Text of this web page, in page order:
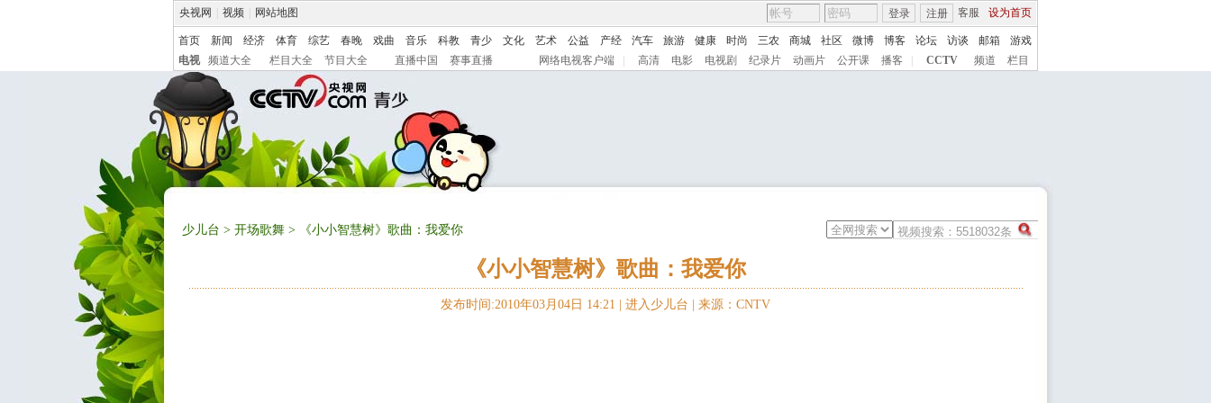
央视网 视频 网站地图 客服 设为首页
登录 注册
首页 新闻 经济 体育 综艺 春晚 戏曲 音乐 科教 青少 文化 艺术 公益 产经 汽车 旅游 健康 时尚 三农 商城 社区 微博 博客 论坛 访谈 邮箱
游戏
电视
频道大全 栏目大全 节目大全 直播中国 赛事直播 网络电视客户端 高清 电影 电视剧 纪录片 动画片 公开课 播客 CCTV 频道 栏目
少儿台 > 开场歌舞 > 《小小智慧树》歌曲：我爱你
《小小智慧树》歌曲：我爱你
发布时间:2010年03月04日 14:21 | 进入少儿台 来源：CNTV